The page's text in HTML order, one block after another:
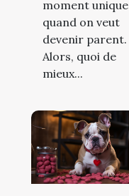
moment unique
quand on veut
devenir parent.
Alors, quoi de
mieux...